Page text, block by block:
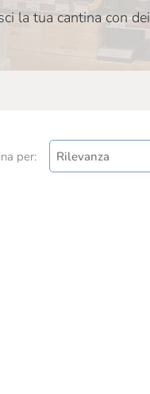
la tua cantina con dei
per: Rilevanza